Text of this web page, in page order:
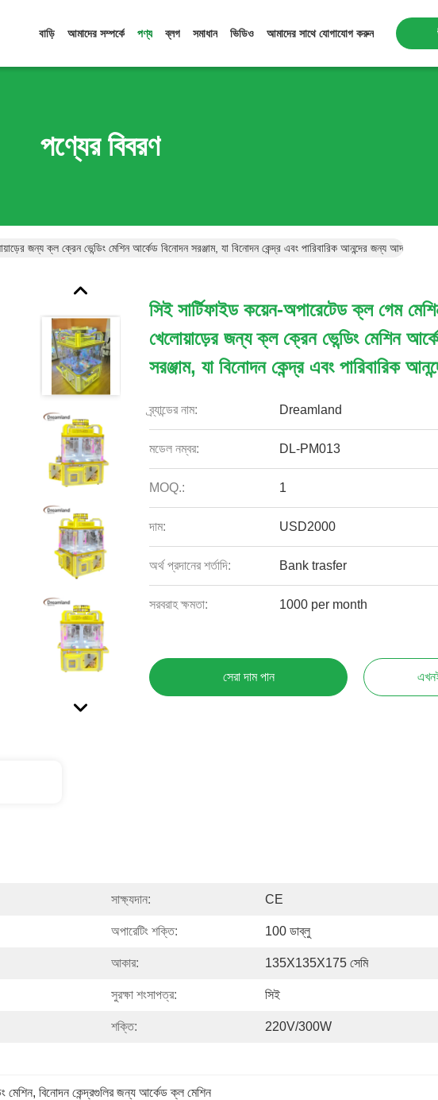
বাড়ি আমাদের সম্পর্কে পণ্য ব্লগ সমাধান ভিডিও আমাদের সাথে যোগাযোগ করুন
পণ্যের বিবরণ
জন্য ক্ল ক্রেন ভেন্ডিং মেশিন আর্কেড বিনোদন সরঞ্জাম, যা বিনোদন কেন্দ্র এবং পারিবারিক আনন্দের জন্য আদর্শ
সিই সার্টিফাইড কয়েন-অপারেটেড ক্ল গেম
খেলোয়াড়ের জন্য ক্ল ক্রেন ভেন্ডিং মেশিন
সরঞ্জাম, যা বিনোদন কেন্দ্র এবং পারিবারিক
ব্র্যান্ডের নাম: Dreamland
মডেল নম্বর: DL-PM013
MOQ.: 1
দাম: USD2000
অর্থ প্রদানের শর্তাদি: Bank trasfer
সরবরাহ ক্ষমতা: 1000 per month
সেরা দাম পান
সাক্ষ্যদান: CE
অপারেটিং শক্তি: 100 ডাব্লু
আকার: 135X135X175 সেমি
সুরক্ষা শংসাপত্র: সিই
শক্তি: 220V/300W
মেশিন, বিনোদন কেন্দ্রগুলির জন্য আর্কেড ক্ল মেশিন